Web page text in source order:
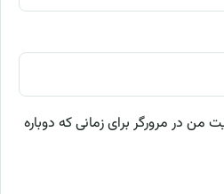
من در مرورگر برای زمانی که دوباره